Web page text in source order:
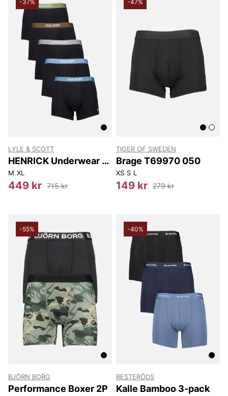
-37%
LYLE & SCOTT
HENRICK Underwear 5-
Pack
M XL
449 kr 715 kr
-47%
TIGER OF SWEDEN
Brage T69970 050
XS S L
149 kr 279 kr
-55%
BJÖRN BORG
Performance Boxer 2P
-40%
RESTERÖDS
Kalle Bamboo 3-pack